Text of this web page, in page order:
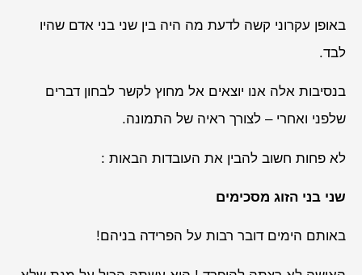
באופן עקרוני קשה לדעת מה היה בין שני בני אדם שהיו
לבד.
בנסיבות אלה אנו יוצאים אל מחוץ לקשר לבחון דברים
שלפני ואחרי – לצורך ראיה של התמונה.
לא פחות חשוב להבין את העובדות הבאות :
שני בני הזוג מסכימים
באותם הימים דובר רבות על הפרידה בניהם!